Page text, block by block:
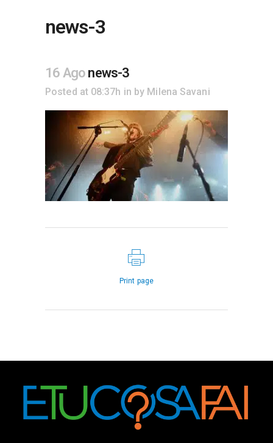
news-3
16 Ago news-3
Posted at 08:37h in by Milena Savani
Print page